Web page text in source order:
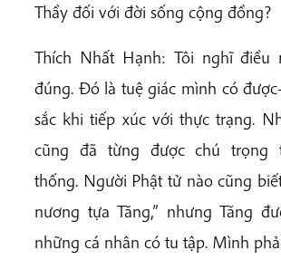
Thầy đối với đời sống cộng đồng?
Thích Nhất Hạnh: Tôi nghĩ điều
đúng. Đó là tuệ giác mình có
sắc khi tiếp xúc với thực trạng.
cũng đã từng được chú trọng
thống. Người Phật tử nào cũng
nương tựa Tăng,” nhưng Tăng
những cá nhân có tu tập. Mình